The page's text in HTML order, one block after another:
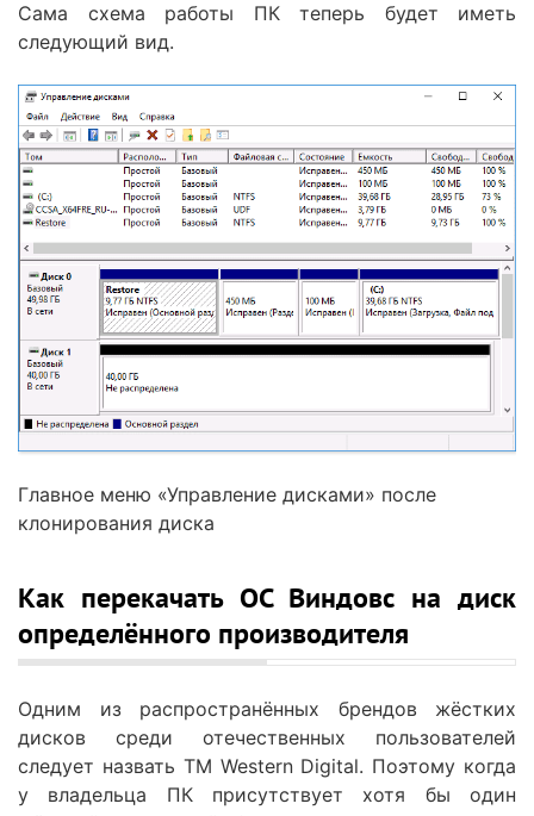
Сама схема работы ПК теперь будет иметь
следующий вид.
Главное меню «Управление дисками» после
клонирования диска
Как перекачать ОС Виндовс на диск
определённого производителя
Одним из распространённых брендов жёстких
дисков среди отечественных пользователей
следует назвать ТМ Western Digital. Поэтому когда
у владельца ПК присутствует хотя бы один